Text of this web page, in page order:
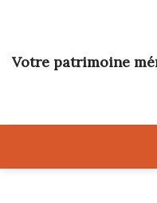
content
Votre patrimoine